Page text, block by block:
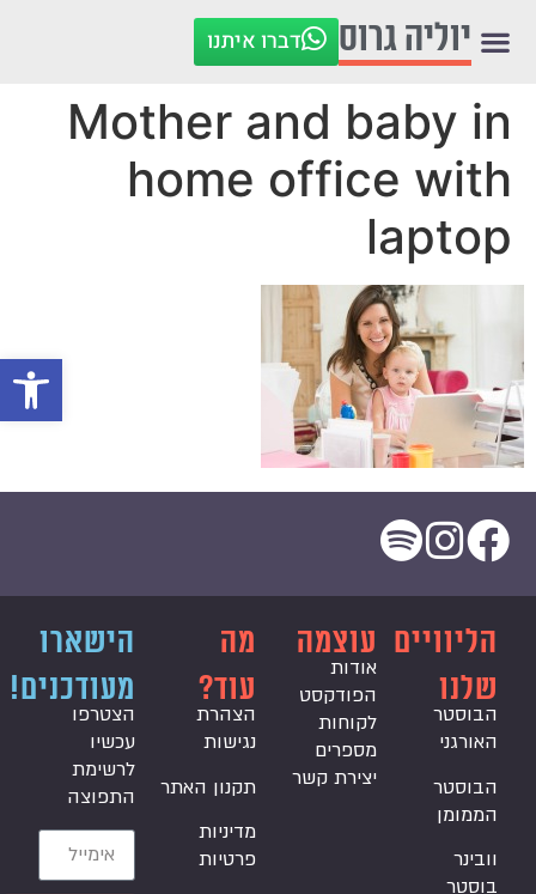
פתח
יוליה גרוס דברו איתנו
Mother and baby in
home office with
laptop
הליוויים
שלנו
הבוסטר
האורגני
הבוסטר
הממומן
וובינר
בוסטר
עוצמה
אודות
הפודקסט
לקוחות
מספרים
יצירת קשר
מה
עוד?
הצהרת
נגישות
תקנון האתר
מדיניות
פרטיות
הישארו
מעודכנים!
הצטרפו
עכשיו
לרשימת
התפוצה